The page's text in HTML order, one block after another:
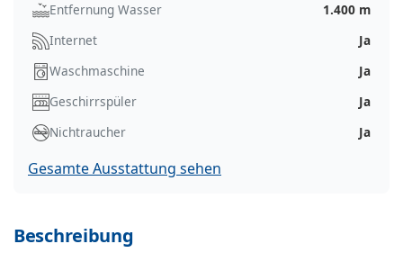
Entfernung Wasser
1.400 m
Internet
Ja
Waschmaschine
Ja
Geschirrspüler
Ja
Nichtraucher
Ja
Gesamte Ausstattung sehen
Beschreibung